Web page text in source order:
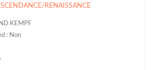
RENAISSANCE
KEMPF
: Non